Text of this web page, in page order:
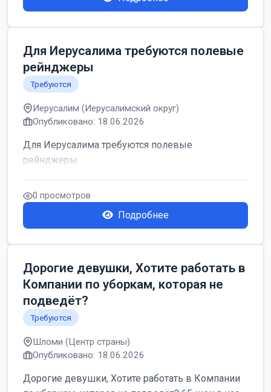
Для Иерусалима требуются полевые
рейнджеры
Требуются
Иерусалим (Иерусалимский округ)
Опубликовано: 18.06.2026
Для Иерусалима требуются полевые
рейнджеры
0 просмотров
Подробнее
Дорогие девушки, Хотите работать в
Компании по уборкам, которая не
подведёт?
Требуются
Шломи (Центр страны)
Опубликовано: 18.06.2026
Дорогие девушки, Хотите работать в Компании